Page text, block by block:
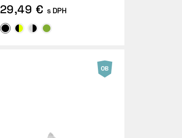
29,49 € s DPH